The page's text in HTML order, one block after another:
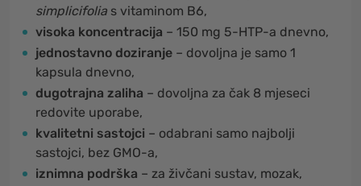
simplicifolia s vitaminom B6,
visoka koncentracija – 150 mg 5-HTP-a dnevno,
jednostavno doziranje – dovoljna je samo 1
kapsula dnevno,
dugotrajna zaliha – dovoljna za čak 8 mjeseci
redovite uporabe,
kvalitetni sastojci – odabrani samo najbolji
sastojci, bez GMO-a,
iznimna podrška – za živčani sustav, mozak,